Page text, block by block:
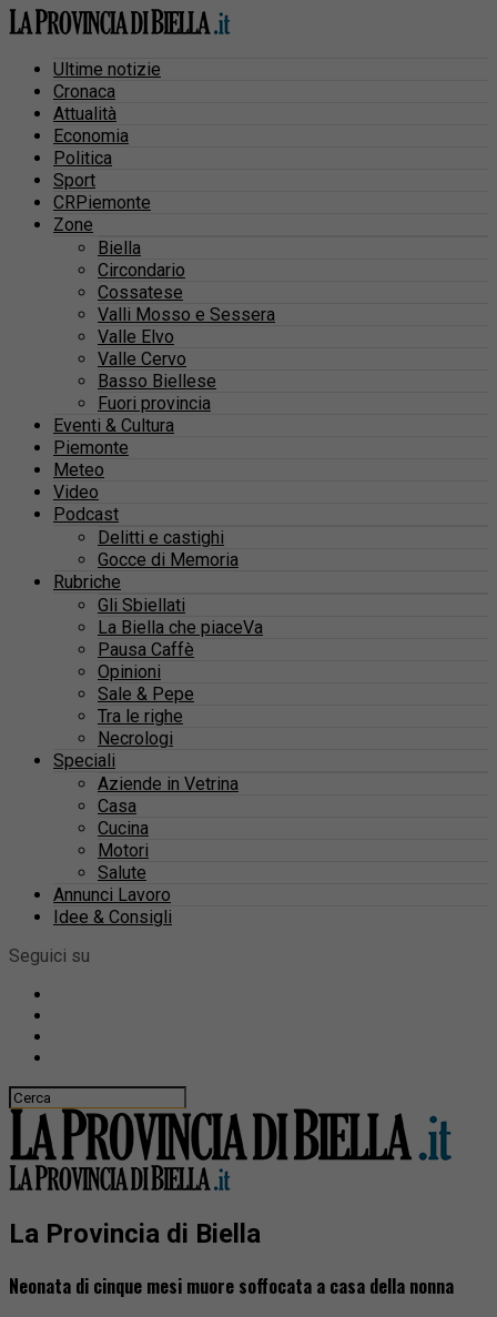
Ultime notizie
Cronaca
Attualità
Economia
Politica
Sport
CRPiemonte
Zone
Biella
Circondario
Cossatese
Valli Mosso e Sessera
Valle Elvo
Valle Cervo
Basso Biellese
Fuori provincia
Eventi & Cultura
Piemonte
Meteo
Video
Podcast
Delitti e castighi
Gocce di Memoria
Rubriche
Gli Sbiellati
La Biella che piaceVa
Pausa Caffè
Opinioni
Sale & Pepe
Tra le righe
Necrologi
Speciali
Aziende in Vetrina
Casa
Cucina
Motori
Salute
Annunci Lavoro
Idee & Consigli
Seguici su
La Provincia di Biella
Neonata di cinque mesi muore soffocata a casa della nonna